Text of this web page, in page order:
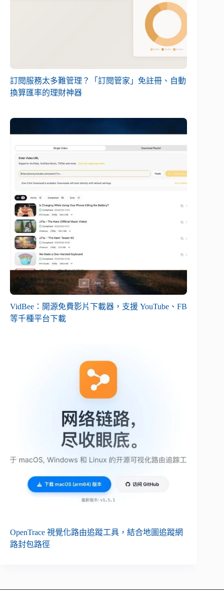
訂閱服務太多難管理？「訂閱管家」免註冊、自動
換算匯率的理財神器
VidBee：開源免費影片下載器，支援 YouTube、FB
等千種平台下載
OpenTrace 視覺化路由追蹤工具，結合地圖追蹤網
路封包路徑